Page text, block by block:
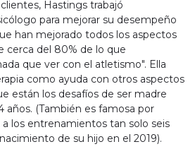
Hastings trabajó
para mejorar su desempeño
han mejorado todos los aspectos
cerca del 80% de lo que
que ver con el atletismo". Ella
como ayuda con otros aspectos
están los desafíos de ser madre
años. (También es famosa por
los entrenamientos tan solo seis
de su hijo en el 2019).